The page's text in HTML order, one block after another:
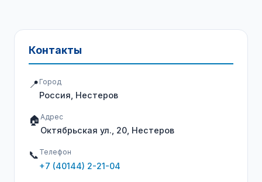
Контакты
📍 Город
Россия, Нестеров
🏠 Адрес
Октябрьская ул., 20, Нестеров
📞 Телефон
+7 (40144) 2-21-04